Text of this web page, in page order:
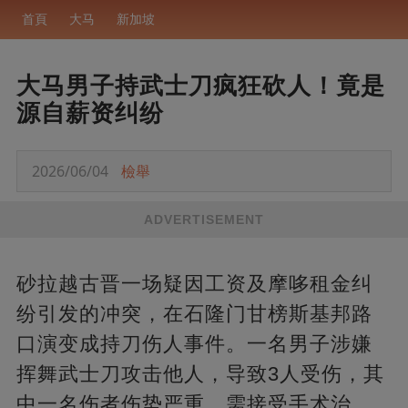
首頁 大马 新加坡
大马男子持武士刀疯狂砍人！竟是
源自薪资纠纷
2026/06/04 檢舉
ADVERTISEMENT
砂拉越古晋一场疑因工资及摩哆租金纠
纷引发的冲突，在石隆门甘榜斯基邦路
口演变成持刀伤人事件。一名男子涉嫌
挥舞武士刀攻击他人，导致3人受伤，其